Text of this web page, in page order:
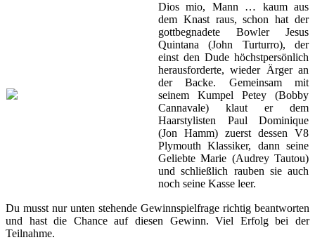
Dios mio, Mann … kaum aus
dem Knast raus, schon hat der
gottbegnadete Bowler Jesus
Quintana (John Turturro), der
einst den Dude höchstpersönlich
herausforderte, wieder Ärger an
der Backe. Gemeinsam mit
seinem Kumpel Petey (Bobby
Cannavale) klaut er dem
Haarstylisten Paul Dominique
(Jon Hamm) zuerst dessen V8
Plymouth Klassiker, dann seine
Geliebte Marie (Audrey Tautou)
und schließlich rauben sie auch
noch seine Kasse leer.
Du musst nur unten stehende Gewinnspielfrage richtig beantworten
und hast die Chance auf diesen Gewinn. Viel Erfolg bei der
Teilnahme.